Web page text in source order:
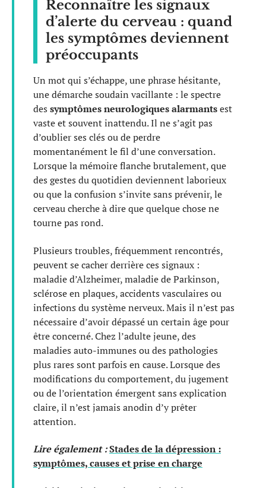
Reconnaître les signaux
d’alerte du cerveau : quand
les symptômes deviennent
préoccupants
Un mot qui s’échappe, une phrase hésitante,
une démarche soudain vacillante : le spectre
des symptômes neurologiques alarmantsest
vaste et souvent inattendu. Il ne s’agit pas
d’oublier ses clés ou de perdre
momentanément le fil d’une conversation.
Lorsque la mémoire flanche brutalement, que
des gestes du quotidien deviennent laborieux
ou que la confusion s’invite sans prévenir, le
cerveau cherche à dire que quelque chose ne
tourne pas rond.
Plusieurs troubles, fréquemment rencontrés,
peuvent se cacher derrière ces signaux :
maladie d’Alzheimer, maladie de Parkinson,
sclérose en plaques, accidents vasculaires ou
infections du système nerveux. Mais il n’est pas
nécessaire d’avoir dépassé un certain âge pour
être concerné. Chez l’adulte jeune, des
maladies auto-immunes ou des pathologies
plus rares sont parfois en cause. Lorsque des
modifications du comportement, du jugement
ou de l’orientation émergent sans explication
claire, il n’est jamais anodin d’y prêter
attention.
Lire également :Stades de la dépression :
symptômes, causes et prise en charge